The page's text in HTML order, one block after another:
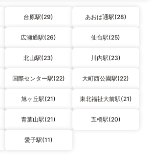
台原駅(29) あおば通駅(28)
広瀬通駅(26) 仙台駅(25)
北山駅(23) 川内駅(23)
国際センター駅(22) 大町西公園駅(22)
旭ヶ丘駅(21) 東北福祉大前駅(21)
青葉山駅(21) 五橋駅(20)
愛子駅(11)